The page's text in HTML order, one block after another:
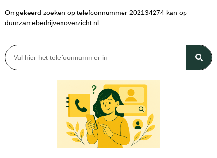
Omgekeerd zoeken op telefoonnummer 202134274 kan op
duurzamebedrijvenoverzicht.nl.